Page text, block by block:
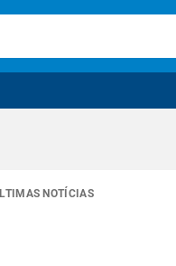
NOTÍCIAS
brasileiro